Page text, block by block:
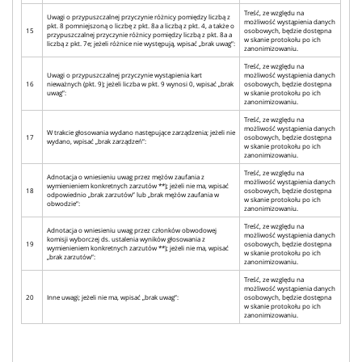
15
Uwagi o przypuszczalnej przyczynie różnicy pomiędzy liczbą z
pkt. 8 pomniejszoną o liczbę z pkt. 8a a liczbą z pkt. 4, a także o
przypuszczalnej przyczynie różnicy pomiędzy liczbą z pkt. 8a a
liczbą z pkt. 7e; jeżeli różnice nie występują, wpisać „brak uwag”:
Treść, ze względu na
możliwość wystąpienia danych
osobowych, będzie dostępna
w skanie protokołu po ich
zanonimizowaniu.
16
Uwagi o przypuszczalnej przyczynie wystąpienia kart
nieważnych (pkt. 9); jeżeli liczba w pkt. 9 wynosi 0, wpisać „brak
uwag”:
Treść, ze względu na
możliwość wystąpienia danych
osobowych, będzie dostępna
w skanie protokołu po ich
zanonimizowaniu.
17
W trakcie głosowania wydano następujące zarządzenia; jeżeli nie
wydano, wpisać „brak zarządzeń”:
Treść, ze względu na
możliwość wystąpienia danych
osobowych, będzie dostępna
w skanie protokołu po ich
zanonimizowaniu.
18
Adnotacja o wniesieniu uwag przez mężów zaufania z
wymienieniem konkretnych zarzutów **); jeżeli nie ma, wpisać
odpowiednio „brak zarzutów” lub „brak mężów zaufania w
obwodzie”:
Treść, ze względu na
możliwość wystąpienia danych
osobowych, będzie dostępna
w skanie protokołu po ich
zanonimizowaniu.
19
Adnotacja o wniesieniu uwag przez członków obwodowej
komisji wyborczej ds. ustalenia wyników głosowania z
wymienieniem konkretnych zarzutów **); jeżeli nie ma, wpisać
„brak zarzutów”:
Treść, ze względu na
możliwość wystąpienia danych
osobowych, będzie dostępna
w skanie protokołu po ich
zanonimizowaniu.
20 Inne uwagi; jeżeli nie ma, wpisać „brak uwag”:
Treść, ze względu na
możliwość wystąpienia danych
osobowych, będzie dostępna
w skanie protokołu po ich
zanonimizowaniu.